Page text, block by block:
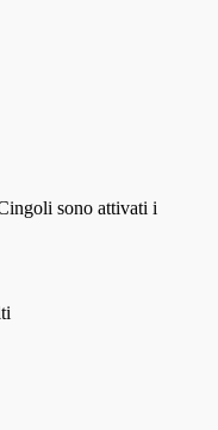
sono attivati i